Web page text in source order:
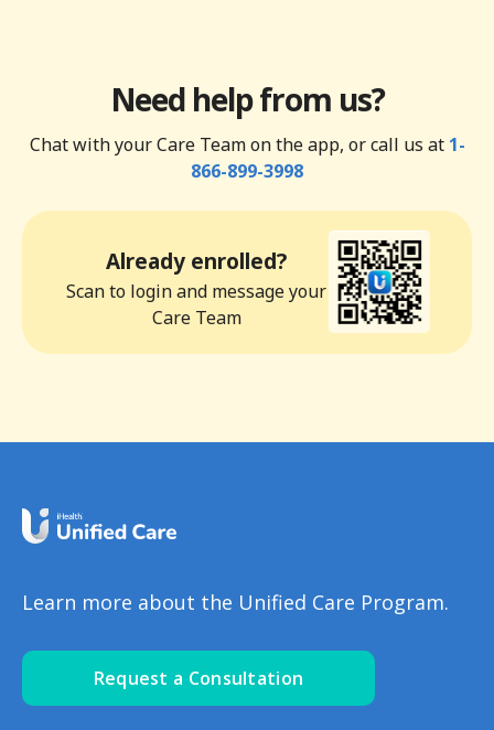
Need help from us?
Chat with your Care Team on the app, or call us at 1-
866-899-3998
Already enrolled?
Scan to login and message your
Care Team
Learn more about the Unified Care Program.
Request a Consultation